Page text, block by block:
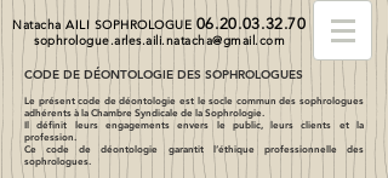
Natacha AILI SOPHROLOGUE 06.20.03.32.70
sophrologue.arles.aili.natacha@gmail.com
CODE DE DÉONTOLOGIE DES SOPHROLOGUES
Le présent code de déontologie est le socle commun des sophrologues
adhérents à la Chambre Syndicale de la Sophrologie.
Il définit leurs engagements envers le public, leurs clients et la
profession.
Ce code de déontologie garantit l’éthique professionnelle des
sophrologues.